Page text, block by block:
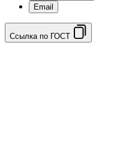
Email
Ссылка по ГОСТ